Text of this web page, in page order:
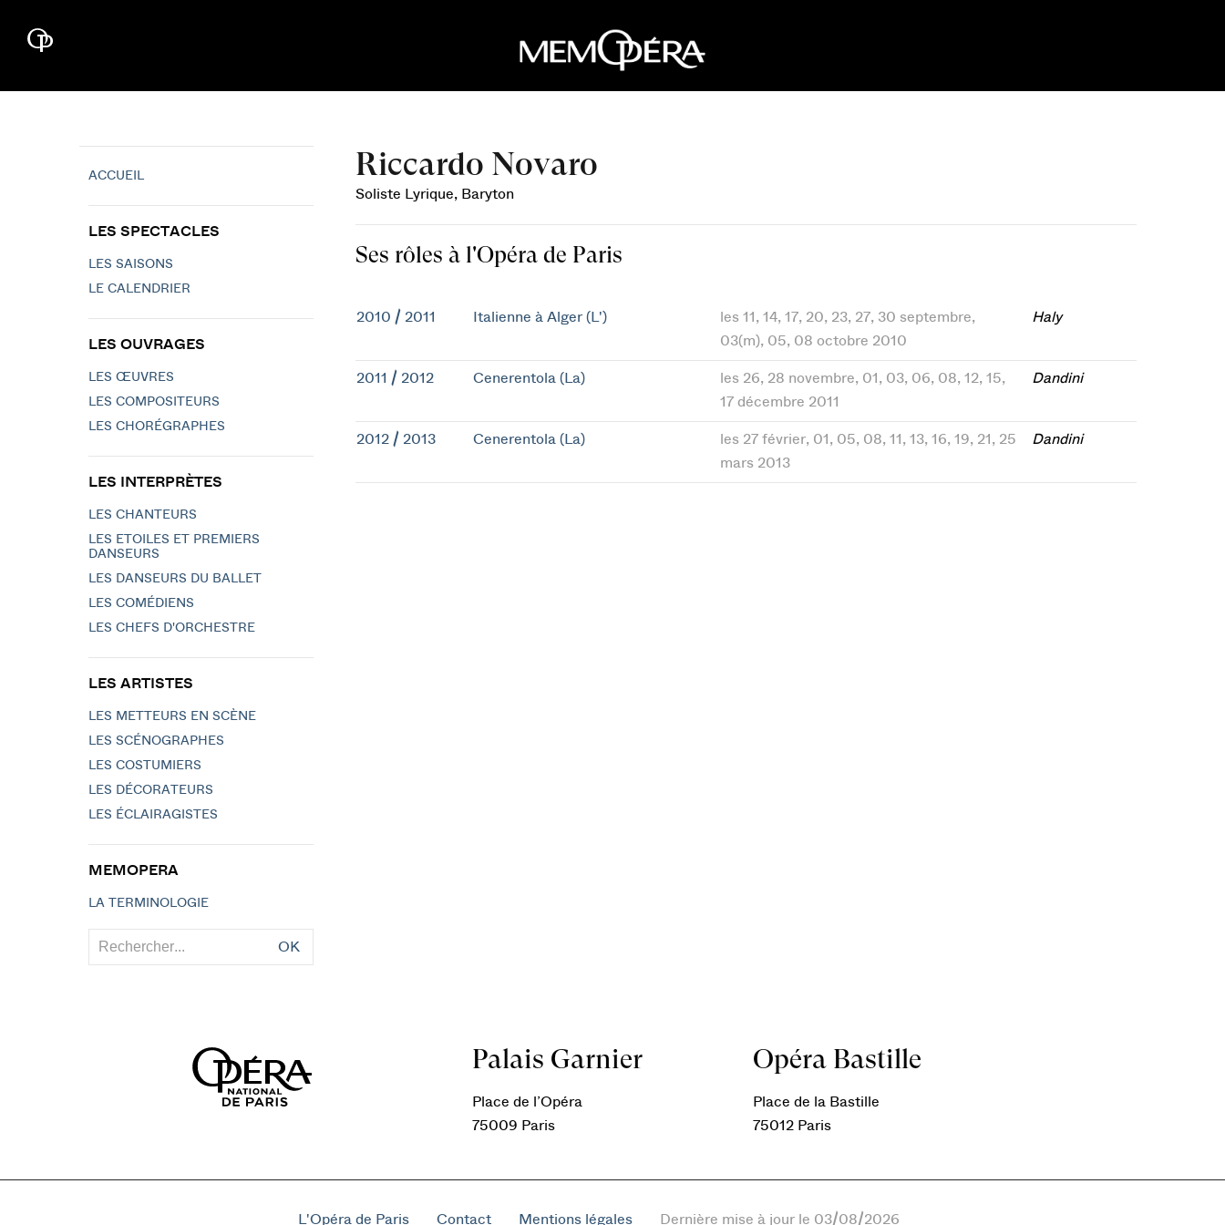
Riccardo Novaro
Soliste Lyrique, Baryton
Ses rôles à l'Opéra de Paris
2010 / 2011 Italienne à Alger (L')
les 11, 14, 17, 20, 23, 27, 30 septembre,
03(m), 05, 08 octobre 2010
Haly
2011 / 2012 Cenerentola (La)
les 26, 28 novembre, 01, 03, 06, 08, 12, 15,
17 décembre 2011
Dandini
2012 / 2013 Cenerentola (La)
les 27 février, 01, 05, 08, 11, 13, 16, 19, 21, 25
mars 2013
Dandini
ACCUEIL
LES SPECTACLES
LES SAISONS
LE CALENDRIER
LES OUVRAGES
LES ŒUVRES
LES COMPOSITEURS
LES CHORÉGRAPHES
LES INTERPRÈTES
LES CHANTEURS
LES ETOILES ET PREMIERS
DANSEURS
LES DANSEURS DU BALLET
LES COMÉDIENS
LES CHEFS D'ORCHESTRE
LES ARTISTES
LES METTEURS EN SCÈNE
LES SCÉNOGRAPHES
LES COSTUMIERS
LES DÉCORATEURS
LES ÉCLAIRAGISTES
MEMOPERA
LA TERMINOLOGIE
OK
Palais Garnier
Place de l’Opéra
75009 Paris
Opéra Bastille
Place de la Bastille
75012 Paris
L'Opéra de Paris Contact Mentions légales Dernière mise à jour le 03/08/2026